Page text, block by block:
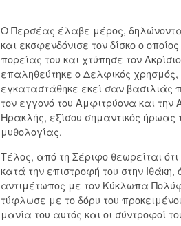
Ο Περσέας έλαβε μέρος,
και εκσφενδόνισε τον δίσκο ο
πορείας του και χτύπησε τον
επαληθεύτηκε ο Δελφικός
εγκαταστάθηκε εκεί σαν βασιλιάς
τον εγγονό του Αμφιτρύονα και την
Ηρακλής, εξίσου σημαντικός ήρωας
μυθολογίας.
Τέλος, από τη Σέριφο θεωρείται
κατά την επιστροφή του στην Ιθάκη,
αντιμέτωπος με τον Κύκλωπα
τύφλωσε με το δόρυ του
μανία του αυτός και οι σύντροφοί